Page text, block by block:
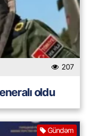
207
oldu
Gündəm